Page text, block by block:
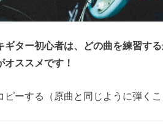
ギター初心者は、どの曲を練習す
オススメです！
ピーする（原曲と同じように弾くこ